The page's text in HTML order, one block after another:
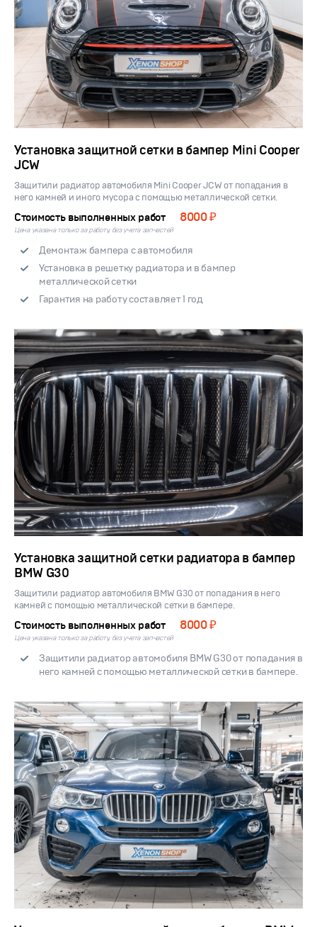
Установка защитной сетки в бампер Mini Cooper
JCW
Защитили радиатор автомобиля Mini Cooper JCW от попадания в
него камней и иного мусора с помощью металлической сетки.
Стоимость выполненных работ 8000 ₽
Цена указана только за работу, без учета запчастей
Демонтаж бампера с автомобиля
Установка в решетку радиатора и в бампер
металлической сетки
Гарантия на работу составляет 1 год
Установка защитной сетки радиатора в бампер
BMW G30
Защитили радиатор автомобиля BMW G30 от попадания в него
камней с помощью металлической сетки в бампере.
Стоимость выполненных работ 8000 ₽
Цена указана только за работу, без учета запчастей
Защитили радиатор автомобиля BMW G30 от попадания в
него камней с помощью металлической сетки в бампере.